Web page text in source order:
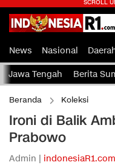
News Nasional
Jawa Tengah Berita
Beranda Koleksi
Ironi di Balik
Prabowo
Admin | indonesiaR1.com